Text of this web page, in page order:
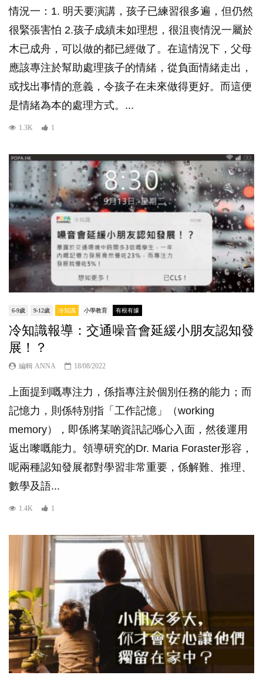
情況一：1. 明天要演講，孩子已練習很多遍，但仍然
很緊張害怕 2.孩子成績未如理想，很沮喪情況一屬於
木已成舟，可以做的都已經做了。在這情況下，父母
應該專注於幫助處理孩子的情緒，從負面情緒走出，
或找出事情的意義，令孩子在未來做得更好。而這便
是情緒為本的處理方式。...
1.3K 1
6-9歲 9-12歲 冷知識 小學教育 有根有據
冷知識報導：交通噪音會延緩小朋友認知發
展！？
編輯 ANNA 18/08/2022
上面提到嘅專注力，係指專注於個別任務的能力；而
記憶力，則係特別指「工作記憶」（working
memory），即係將某啲資訊記喺心入面，然後運用
返出嚟嘅能力。領導研究的Dr. Maria Foraster形容，
呢兩種認知發展都對學習非常重要，係解難、推理、
數學及語...
1.4K 1